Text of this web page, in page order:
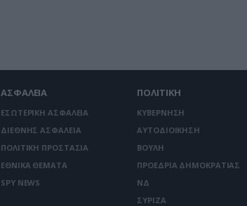
ΑΣΦΑΛΕΙΑ
ΕΣΩΤΕΡΙΚΗ ΑΣΦΑΛΕΙΑ
ΔΙΕΘΝΗΣ ΑΣΦΑΛΕΙΑ
ΠΟΛΙΤΙΚΗ ΠΡΟΣΤΑΣΙΑ
ΕΘΝΙΚΑ ΘΕΜΑΤΑ
SPY NEWS
ΠΟΛΙΤΙΚΗ
ΚΥΒΕΡΝΗΣΗ
ΑΥΤΟΔΙΟΙΚΗΣΗ
ΒΟΥΛΗ
ΠΡΟΕΔΡΙΑ ΔΗΜΟΚΡΑΤΙΑΣ
ΝΔ
ΣΥΡΙΖΑ